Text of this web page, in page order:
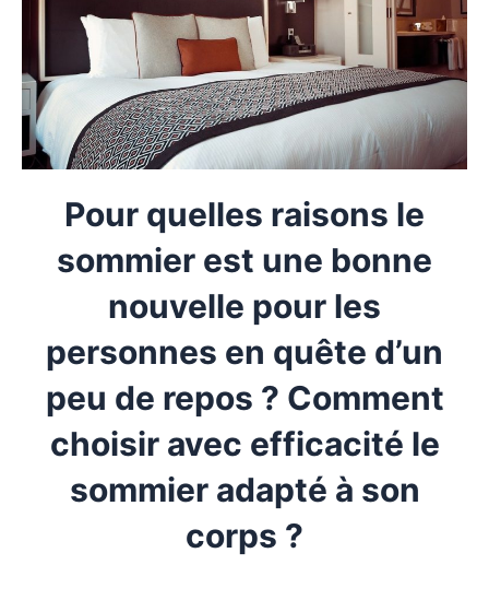
Pour quelles raisons le
sommier est une bonne
nouvelle pour les
personnes en quête d’un
peu de repos ? Comment
choisir avec efficacité le
sommier adapté à son
corps ?